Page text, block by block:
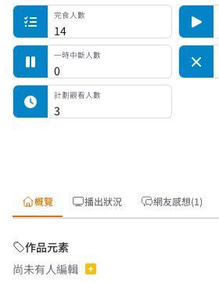
完食人數
14
一時中斷人數
0
計劃觀看人數
3
概覽 播出狀況 網友感想(1)
作品元素
尚未有人編輯